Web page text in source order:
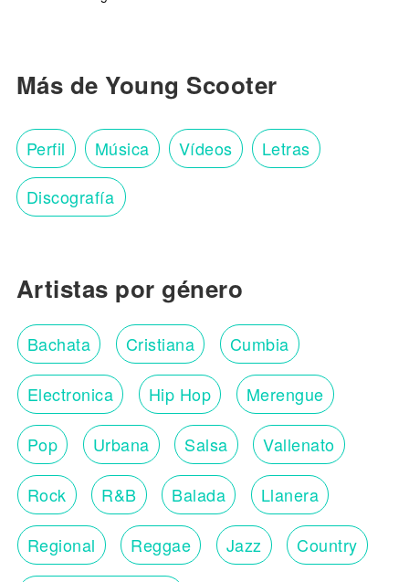
Más de Young Scooter
Perfil Música Vídeos Letras
Discografía
Artistas por género
Bachata Cristiana Cumbia
Electronica Hip Hop Merengue
Pop Urbana Salsa Vallenato
Rock R&B Balada Llanera
Regional Reggae Jazz Country